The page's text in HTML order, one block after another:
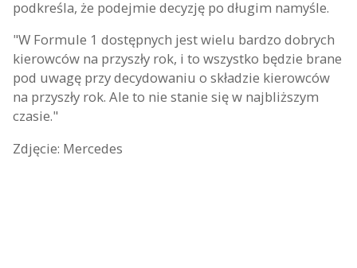
podkreśla, że podejmie decyzję po długim namyśle.
"W Formule 1 dostępnych jest wielu bardzo dobrych
kierowców na przyszły rok, i to wszystko będzie brane
pod uwagę przy decydowaniu o składzie kierowców
na przyszły rok. Ale to nie stanie się w najbliższym
czasie."
Zdjęcie: Mercedes